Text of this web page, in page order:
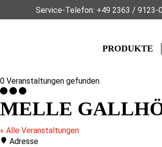
Service-Telefon: +49 2363 / 9123-0
PRODUKTE
0 Veranstaltungen gefunden.
MELLE
« Alle Veranstaltungen
Adresse